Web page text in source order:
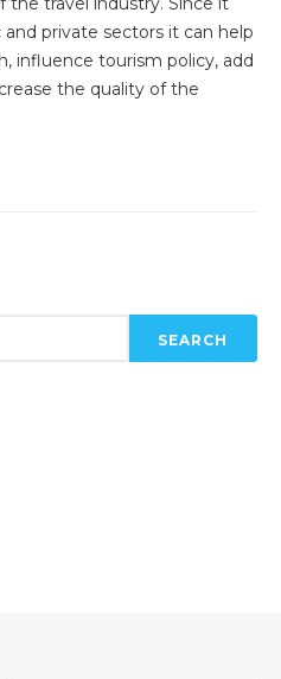
private sectors it can help
influence tourism policy, add
the quality of the
SEARCH